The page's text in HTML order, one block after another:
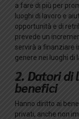
a fare di più per
luoghi di lavoro e
opportunità e di
prevede un
servirà a finanziare
genere nei luoghi di
2. Datori
benefici
Hanno diritto ai
privati, anche non